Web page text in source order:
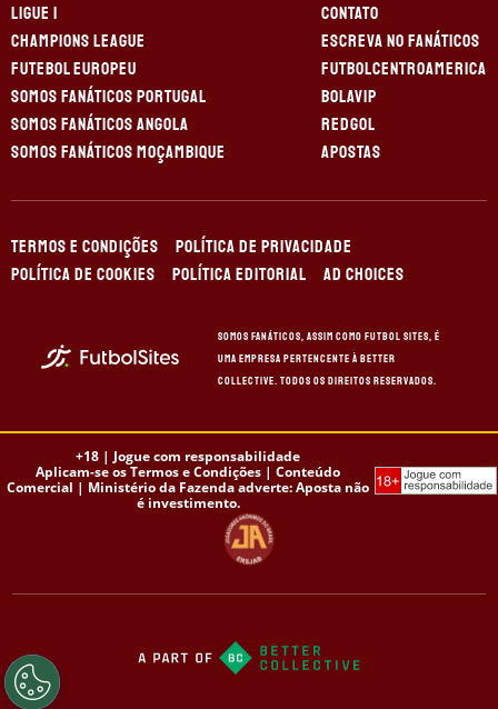
LIGUE 1
CHAMPIONS LEAGUE
FUTEBOL EUROPEU
SOMOS FANÁTICOS PORTUGAL
SOMOS FANÁTICOS ANGOLA
SOMOS FANÁTICOS MOÇAMBIQUE
CONTATO
ESCREVA NO FANÁTICOS
FUTBOLCENTROAMERICA
BOLAVIP
REDGOL
APOSTAS
TERMOS E CONDIÇÕES
POLÍTICA DE PRIVACIDADE
POLÍTICA DE COOKIES
POLÍTICA EDITORIAL AD CHOICES
Somos Fanáticos, assim como Futbol Sites, é
uma empresa pertencente à Better
Collective. Todos os direitos reservados.
+18 | Jogue com responsabilidade
Aplicam-se os Termos e Condições | Conteúdo
Comercial | Ministério da Fazenda adverte: Aposta não
é investimento.